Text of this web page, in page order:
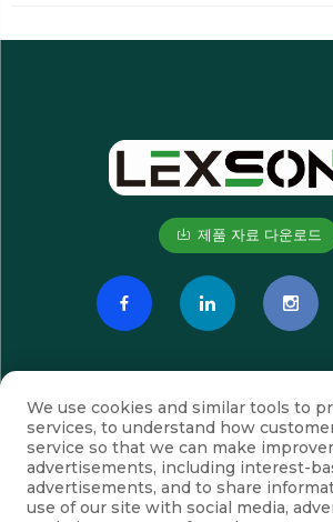
제품 자료 다운로드
We use cookies and similar tools to
services, to understand how
service so that we can make
advertisements, including interest-
advertisements, and to share
use of our site with social media,